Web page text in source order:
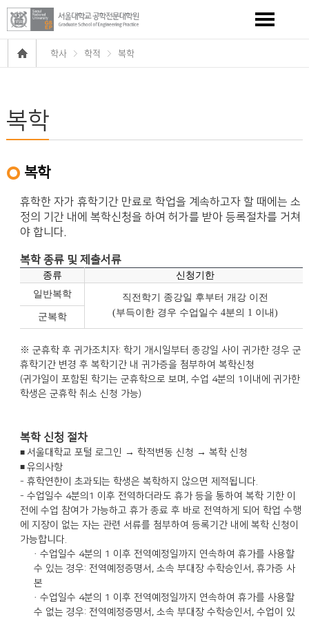
학사 학적 복학
복학
복학
휴학한 자가 휴학기간 만료로 학업을 계속하고자 할 때에는 소
정의 기간 내에 복학신청을 하여 허가를 받아 등록절차를 거쳐
야 합니다.
복학 종류 및 제출서류
종류
신청기한
일반복학
직전학기 종강일 후부터 개강 이전
(부득이한 경우 수업일수 4분의 1 이내)
군복학
※ 군휴학 후 귀가조치자: 학기 개시일부터 종강일 사이 귀가한 경우 군
휴학기간 변경 후 복학기간 내 귀가증을 첨부하여 복학신청
(귀가일이 포함된 학기는 군휴학으로 보며, 수업 4분의 1이내에 귀가한
학생은 군휴학 취소 신청 가능)
복학 신청 절차
■ 서울대학교 포털 로그인 → 학적변동 신청 → 복학 신청
■ 유의사항
- 휴학연한이 초과되는 학생은 복학하지 않으면 제적됩니다.
- 수업일수 4분의1 이후 전역하더라도 휴가 등을 통하여 복학 기한 이
전에 수업 참여가 가능하고 휴가 종료 후 바로 전역하게 되어 학업 수행
에 지장이 없는 자는 관련 서류를 첨부하여 등록기간 내에 복학 신청이
가능합니다.
· 수업일수 4분의 1 이후 전역예정일까지 연속하여 휴가를 사용할
수 있는 경우: 전역예정증명서, 소속 부대장 수학승인서, 휴가증 사
본
· 수업일수 4분의 1 이후 전역예정일까지 연속하여 휴가를 사용할
수 없는 경우: 전역예정증명서, 소속 부대장 수학승인서, 수업이 있